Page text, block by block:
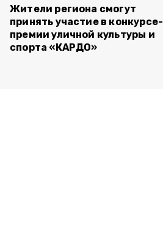
Жители региона смогут
принять участие в конкурсе-
премии уличной культуры и
спорта «КАРДО»